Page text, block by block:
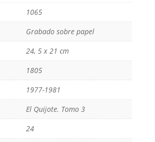
1065
Grabado sobre papel
24, 5 x 21 cm
1805
1977-1981
El Quijote. Tomo 3
24